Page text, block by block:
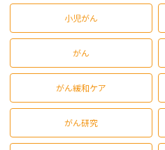
小児がん
がん
がん緩和ケア
がん研究